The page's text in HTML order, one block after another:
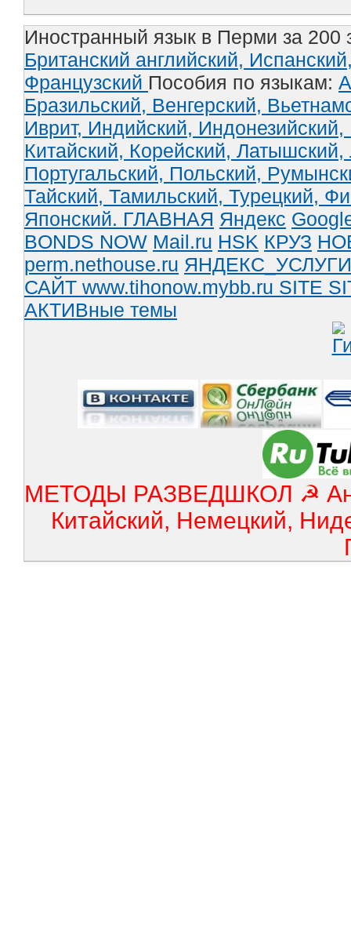
Иностранный язык в Перми за 200
Британский английский,
Французский Пособия по языкам:
Бразильский, Венгерский,
Иврит, Индийский, Индонезийский,
Китайский, Корейский, Латышский,
Португальский, Польский,
Тайский, Тамильский, Турецкий,
Японский. ГЛАВНАЯ Яндекс
BONDS NOW Mail.ru HSK КРУЗ
perm.nethouse.ru ЯНДЕКС_УСЛУГИ
САЙТ www.tihonow.mybb.ru SITE
АКТИВные темы
МЕТОДЫ РАЗВЕДШКОЛ ☭
Китайский, Немецкий,